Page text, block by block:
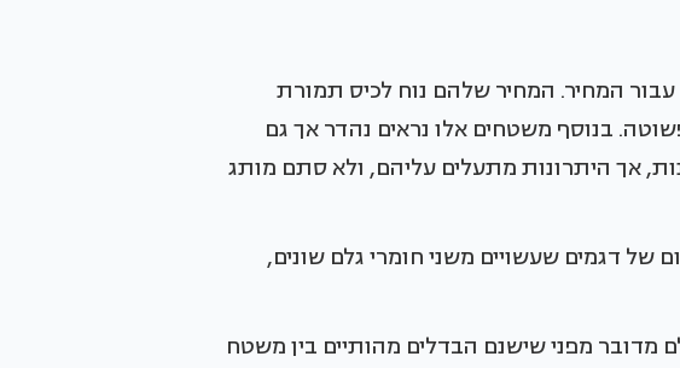
המחיר. המחיר שלהם נוח לכיס תמורת
בנוסף משטחים אלו נראים נהדר אך גם
אך היתרונות מתעלים עליהם, ולא סתם מותג
דגמים שעשויים משני חומרי גלם שונים,
מדובר מפני שישנם הבדלים מהותיים בין משטח